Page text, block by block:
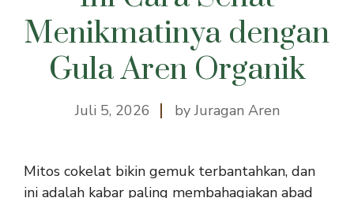
Menikmatinya dengan
Gula Aren Organik
Juli 5, 2026 by Juragan Aren
Mitos cokelat bikin gemuk terbantahkan, dan
ini adalah kabar paling membahagiakan abad